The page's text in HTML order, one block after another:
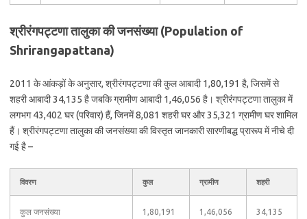
श्रीरंगपट्टणा तालुका की जनसंख्या (Population of
Shrirangapattana)
2011 के आंकड़ों के अनुसार, श्रीरंगपट्टणा की कुल आबादी 1,80,191 है, जिसमें से
शहरी आबादी 34,135 है जबकि ग्रामीण आबादी 1,46,056 है। श्रीरंगपट्टणा तालुका में
लगभग 43,402 घर (परिवार) हैं, जिनमें 8,081 शहरी घर और 35,321 ग्रामीण घर शामिल
हैं। श्रीरंगपट्टणा तालुका की जनसंख्या की विस्तृत जानकारी सारणीबद्ध प्रारूप में नीचे दी
गई है –
विवरण कुल ग्रामीण शहरी
कुल जनसंख्या 1,80,191 1,46,056 34,135